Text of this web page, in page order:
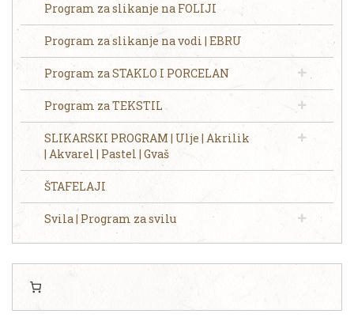
Program za slikanje na FOLIJI
Program za slikanje na vodi | EBRU
Program za STAKLO I PORCELAN
Program za TEKSTIL
SLIKARSKI PROGRAM | Ulje | Akrilik
| Akvarel | Pastel | Gvaš
ŠTAFELAJI
Svila | Program za svilu